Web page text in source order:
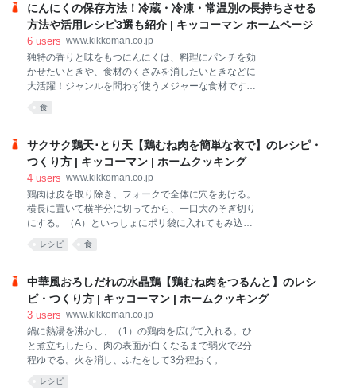
をしっかりしておくと良いでしょう。 江口さん「豆腐
に熱を加えると水分が出やすくなるので、汁物を除い
た加熱調理では水切りを行うのがおすすめ。好みにも
たいときは、器に出してしばらくおき、出た水分を捨
てるだけでもおいしくなります。水切りの時間がない
ときは、この方法をお試しください」
にんにくの保存方法！冷蔵・冷凍・常温別の長持ちさせる
方法や活用レシピ3選も紹介 | キッコーマン ホームページ
6 users www.kikkoman.co.jp
独特の香りと味をもつにんにくは、料理にパンチを効
かせたいときや、食材のくさみを消したいときなどに
大活躍！ジャンルを問わず使うメジャーな食材です
が、せっかく常備していたのに、芽が出ていたり、カ
ビが生えたりしてしまってはもったいないですよ
しかたを解説！冷蔵・冷凍のほか、調味料として使え
る「漬け保存」のコツもご紹介します。おすすめレシ
ピもあるので、ぜひご活用ください。
食
サクサク鶏天･とり天【鶏むね肉を簡単な衣で】のレシピ・
つくり方 | キッコーマン | ホームクッキング
4 users www.kikkoman.co.jp
鶏肉は皮を取り除き、フォークで全体に穴をあける。
横長に置いて横半分に切ってから、一口大のそぎ切り
にする。（A）といっしょにポリ袋に入れてもみ込
み、10分ほどおく。
レシピ 食
中華風おろしだれの水晶鶏【鶏むね肉をつるんと】のレシ
ピ・つくり方 | キッコーマン | ホームクッキング
3 users www.kikkoman.co.jp
鍋に熱湯を沸かし、（1）の鶏肉を広げて入れる。ひ
と煮立ちしたら、肉の表面が白くなるまで弱火で2分
程ゆでる。火を消し、ふたをして3分程おく。
レシピ